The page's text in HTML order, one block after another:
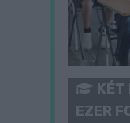
KÉT
EZER